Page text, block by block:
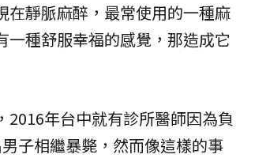
在靜脈麻醉，最常使用的一種麻
種舒服幸福的感覺，那造成它
年台中就有診所醫師因為負
子相繼暴斃，然而像這樣的事